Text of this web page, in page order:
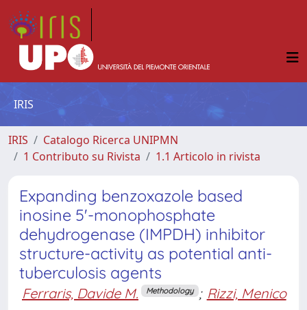
IRIS
IRIS
Catalogo Ricerca UNIPMN
1 Contributo su Rivista
1.1 Articolo in rivista
Expanding benzoxazole based
inosine 5'-monophosphate
dehydrogenase (IMPDH) inhibitor
structure-activity as potential anti-
tuberculosis agents
Ferraris, Davide M. Methodology ; Rizzi, Menico